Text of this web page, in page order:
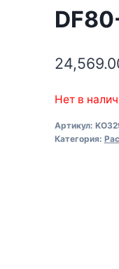
Нет в
Артикул:
Категория: